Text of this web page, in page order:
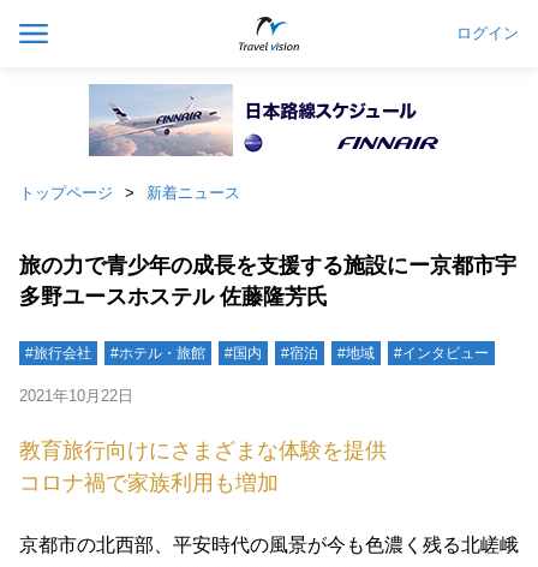
ログイン
トップページ 新着ニュース
旅の力で青少年の成長を支援する施設にー京都市宇
多野ユースホステル 佐藤隆芳氏
#旅行会社 #ホテル・旅館 #国内 #宿泊 #地域 #インタビュー
2021年10月22日
教育旅行向けにさまざまな体験を提供
コロナ禍で家族利用も増加
京都市の北西部、平安時代の風景が今も色濃く残る北嵯峨